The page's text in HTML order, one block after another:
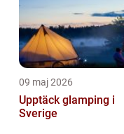
09 maj 2026
Upptäck glamping i
Sverige